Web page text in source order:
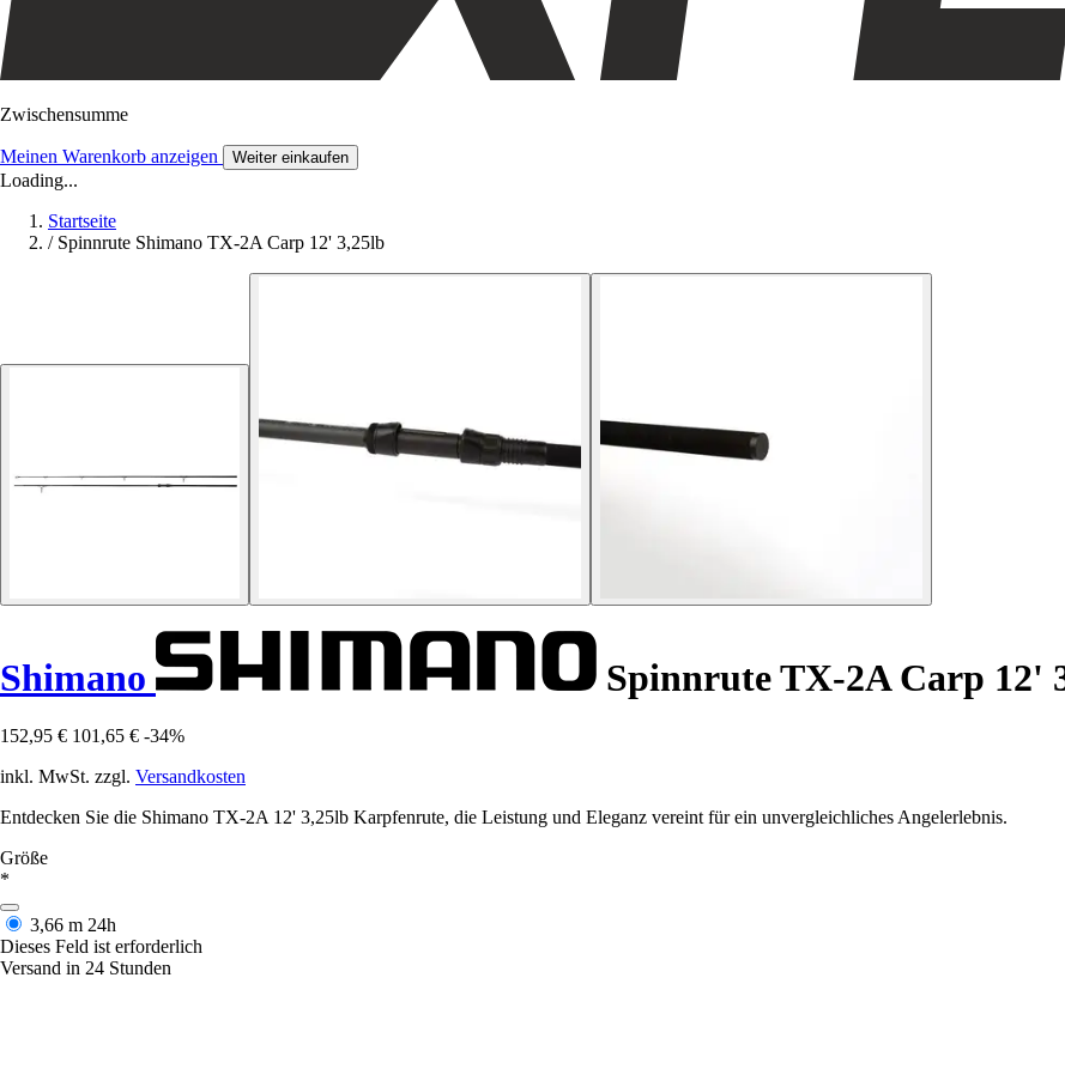
Zwischensumme
Meinen Warenkorb anzeigen Weiter einkaufen
Loading...
Startseite
/ Spinnrute Shimano TX-2A Carp 12' 3,25lb
Shimano Spinnrute TX-2A Carp 12'
152,95 € 101,65 € -34%
inkl. MwSt. zzgl. Versandkosten
Entdecken Sie die Shimano TX-2A 12' 3,25lb Karpfenrute, die Leistung und Eleganz vereint für ein unvergleichliches Angelerlebnis.
Größe
*
3,66 m 24h
Dieses Feld ist erforderlich
Versand in 24 Stunden